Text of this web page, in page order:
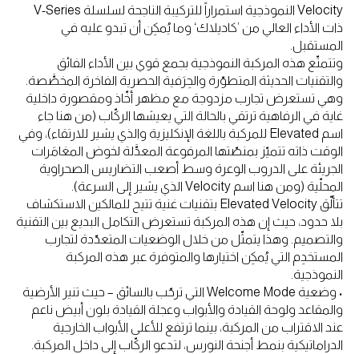
Velocity النموذجية استمراراً للتركيبة الناجحة لسلسلة V-Series
ذات الأداء العالي من ’كاديلاك‘ وما يُمكِن أن تبدو عليه في
المستقبل.
وتتمتّع هذه المركبة النموذجية بجمع قوي بين الأداء الفائق
والتقنيات الحديثة المتطوّرة والحِرَفية الحصرية الفاخرة المخصَّصة.
وهي تستعرض تجارب مزدوجة مع مظهر أخّاذ ومقصورة داخلية
غاية في الرفاهية ترتقي بالحالة التي يعيشها الركّاب (من هنا جاء
اسم Elevated للمركبة باللغة الإنكليزية والذي يشير للارتقاء)، وفي
الوقت ذاته تتميّز بمنصّتها المرفوعة المعدَّلة لخوض المغامَرات
الجريئة على الدروب الوعرة وسط أصعب التضاريس الصحراوية
المحلّية (ومن هنا اسم Velocity الذي يشير إلى السرعة).
تتألّق Elevated Velocity بتقنيات غنية تتيح للمالكين الاستكشاف
بلا حدود، حيث إن هذه المركبة تستعرض التكامل البديع بين التقنية
والتصميم. وهذا يتمثّل من خلال الوضعيات المتعدّدة لتجارب
المستخدِم التي يُمكِن اختيارها والمتوفرة عبر هذه المركبة
النموذجية.
• وضعية Welcome Mode التي ترحّب بالسائق – حيث تنير الأرضية
والمقاعد ولوحة القيادة والأبواب وعجلة القيادة بلون أبيض ناعم
عند الاقتراب من المركبة، بينما ترتفع للأعلى الأبواب الخارجية
الدراماتيكية بنمط أجنحة النورس، لتدعو الركّاب إلى داخل المركبة.